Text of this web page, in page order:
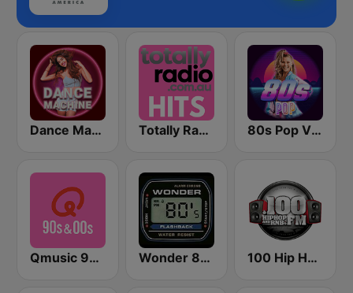
Dance Machine Totally Radio Hits 80s Pop Vibes
Qmusic 90's & 00's Wonder 80's 100 Hip Hop and RNB FM